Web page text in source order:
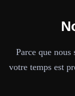
Parce que
votre temps est